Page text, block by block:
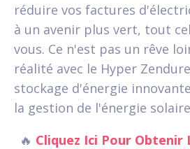
réduire vos factures
à un avenir plus vert, tout
vous. Ce n'est pas un rêve
réalité avec le Hyper
stockage d'énergie
la gestion de l'énergie
🔥 Cliquez Ici Pour Obtenir